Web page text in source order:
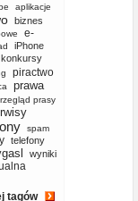
aplikacje
biznes
e-
iPhone
konkursy
piractwo
prawa
prasy
spam
telefony
wyniki
tagów